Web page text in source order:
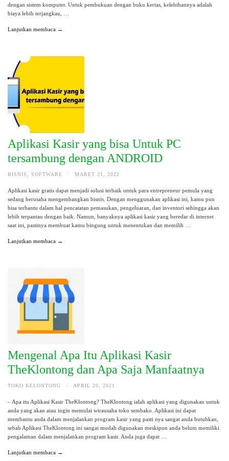
dengan sistem komputer. Untuk pembukuan dengan buku kertas, kelebihannya adalah
biaya lebih terjangkau, …
Lanjutkan membaca →
Aplikasi Kasir yang bisa Untuk PC
tersambung dengan ANDROID
BISNIS SOFTWARE · MARET 21, 2022
Aplikasi kasir gratis dapat menjadi solusi terbaik untuk para entrepreneur pemula yang
sedang berusaha mengembangkan bisnis. Dengan menggunakan aplikasi ini, kamu pun
bisa terbantu dalam hal pencatatan pemasukan, pengeluaran, dan inventori sehingga akan
lebih terpantau dengan baik. Namun, banyaknya aplikasi kasir yang beredar di internet
saat ini, pastinya membuat kamu bingung untuk menentukan dan memilih …
Lanjutkan membaca →
Mengenal Apa Itu Aplikasi Kasir
TheKlontong dan Apa Saja Manfaatnya
TOKO KELONTONG · APRIL 20, 2021
– Apa itu Aplikasi Kasir TheKlontong? TheKlontong ialah aplikasi yang digunakan untuk
anda yang akan atau ingin memulai wirausaha toko sembako. Aplikasi ini dapat
membantu anda dalam menjalankan program kasir yang pasti nya sangat anda butuhkan,
sebab Aplikasi TheKlontong ini sangat mudah digunakan meskipun anda belum memiliki
pengalaman dalam menjalankan program kasir. Anda juga dapat …
Lanjutkan membaca →